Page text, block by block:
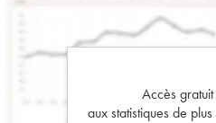
Accès
aux statistiques de